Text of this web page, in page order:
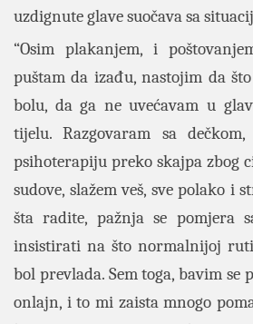
uzdignute glave suočava sa
“Osim plakanjem, i
puštam da izađu, nastojim da
bolu, da ga ne uvećavam u
tijelu. Razgovaram sa
psihoterapiju preko skajpa zbog
sudove, slažem veš, sve polako i
šta radite, pažnja se pomjera
insistirati na što normalnijoj
bol prevlada. Sem toga, bavim se
onlajn, i to mi zaista mnogo